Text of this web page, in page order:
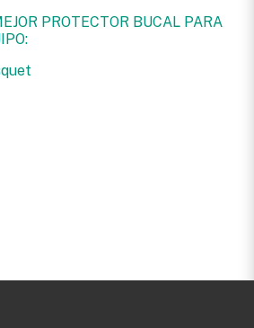
PROTECTOR BUCAL PARA